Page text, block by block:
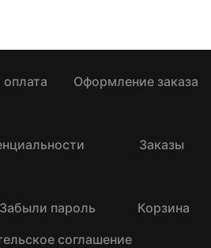
Оформление заказа
Заказы
Забыли пароль
Корзина
соглашение